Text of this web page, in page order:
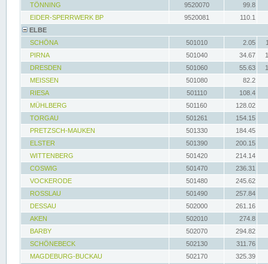
TÖNNING
9520070
99.8
EIDER-SPERRWERK BP
9520081
110.1
ELBE
SCHÖNA
501010 2.05
PIRNA
501040 34.67
DRESDEN
501060 55.63
MEISSEN
501080
82.2
RIESA
501110
108.4
MÜHLBERG
501160
128.02
TORGAU
501261
154.15
PRETZSCH-MAUKEN
501330
184.45
ELSTER
501390
200.15
WITTENBERG
501420
214.14
COSWIG
501470
236.31
VOCKERODE
501480
245.62
ROSSLAU
501490
257.84
DESSAU
502000
261.16
AKEN
502010
274.8
BARBY
502070
294.82
SCHÖNEBECK
502130
311.76
MAGDEBURG-BUCKAU
502170
325.39